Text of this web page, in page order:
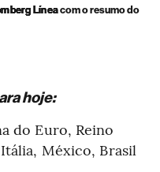
Líneacom o resumo do
hoje:
do Euro, Reino
México, Brasil